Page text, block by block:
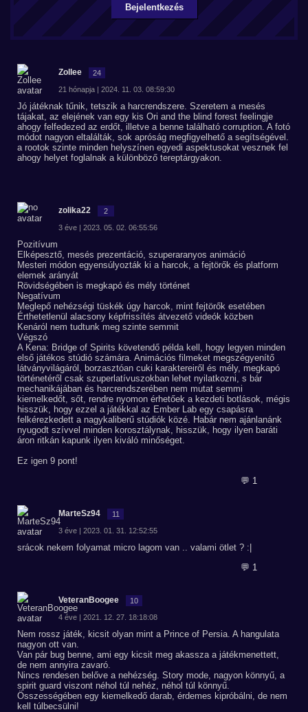
Bejelentkezés
Zollee 24
21 hónapja | 2024. 11. 03. 08:59:30
Jó játéknak tűnik, tetszik a harcrendszere. Szeretem a mesés
tájakat, az elejének van egy kis Ori and the blind forest feelingje
ahogy felfedezed az erdőt, illetve a benne található corruption. A fotó
módot nagyon eltalálták, sok apróság megfigyelhető a segítségével.
a rootok szinte minden helyszínen egyedi aspektusokat vesznek fel
ahogy helyet foglalnak a különböző tereptárgyakon.
zolika22 2
3 éve | 2023. 05. 02. 06:55:56
Pozitívum
Elképesztő, mesés prezentáció, szuperaranyos animáció
Mesteri módon egyensúlyozták ki a harcok, a fejtörők és platform
elemek arányát
Rövidségében is megkapó és mély történet
Negatívum
Meglepő nehézségi tüskék úgy harcok, mint fejtörők esetében
Érthetetlenül alacsony képfrissítés átvezető videók közben
Kenáról nem tudtunk meg szinte semmit
Végszó
A Kena: Bridge of Spirits követendő példa kell, hogy legyen minden
első játékos stúdió számára. Animációs filmeket megszégyenítő
látványvilágáról, borzasztóan cuki karaktereiről és mély, megkapó
történetéről csak szuperlatívuszokban lehet nyilatkozni, s bár
mechanikájában és harcrendszerében nem mutat semmi
kiemelkedőt, sőt, rendre nyomon érhetőek a kezdeti botlások, mégis
hisszük, hogy ezzel a játékkal az Ember Lab egy csapásra
felkérezkedett a nagykaliberű stúdiók közé. Habár nem ajánlanánk
nyugodt szívvel minden korosztálynak, hisszük, hogy ilyen baráti
áron ritkán kapunk ilyen kiváló minőséget.
Ez igen 9 pont!
💬 1
MarteSz94 11
3 éve | 2023. 01. 31. 12:52:55
srácok nekem folyamat micro lagom van .. valami ötlet ? :|
💬 1
VeteranBoogee 10
4 éve | 2021. 12. 27. 18:18:08
Nem rossz játék, kicsit olyan mint a Prince of Persia. A hangulata
nagyon ott van.
Van pár bug benne, ami egy kicsit meg akassza a játékmenettett,
de nem annyira zavaró.
Nincs rendesen belőve a nehézség. Story mode, nagyon könnyű, a
spirit guard viszont néhol túl nehéz, néhol túl könnyű.
Összességében egy kiemelkedő darab, érdemes kipróbálni, de nem
kell túlbecsülni!